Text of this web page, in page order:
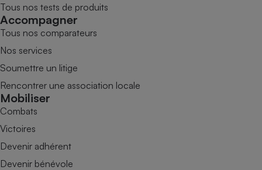
Tous nos tests de produits
Accompagner
Tous nos comparateurs
Nos services
Soumettre un litige
Rencontrer une association locale
Mobiliser
Combats
Victoires
Devenir adhérent
Devenir bénévole